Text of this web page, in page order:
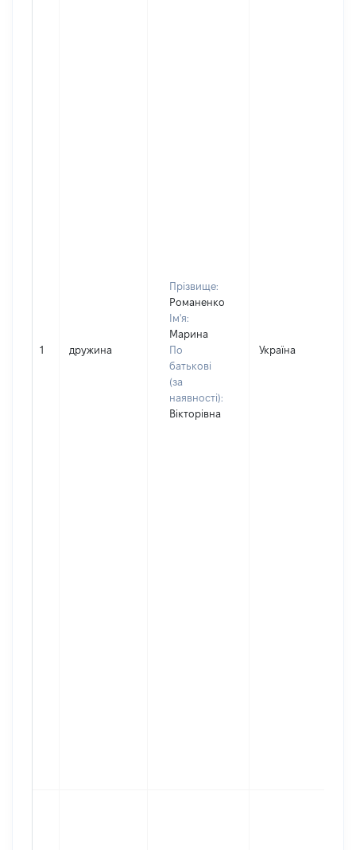
1 дружина
Прізвище:
Романенко
Ім'я:
Марина
По
батькові
(за
наявності):
Вікторівна
Україна